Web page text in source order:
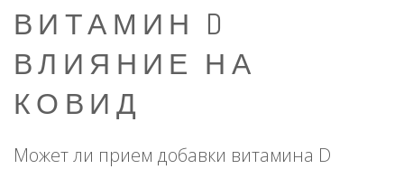
ВИТАМИН D
ВЛИЯНИЕ НА
КОВИД
Может ли прием добавки витамина D